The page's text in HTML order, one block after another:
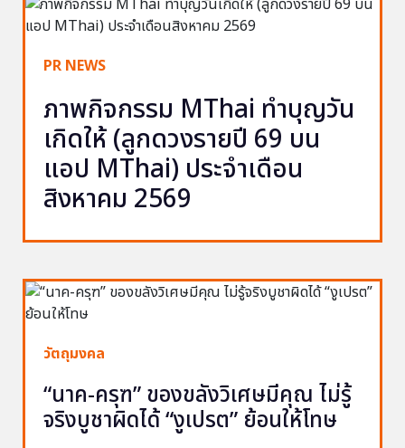
PR NEWS
ภาพกิจกรรม MThai ทำบุญวัน
เกิดให้ (ลูกดวงรายปี 69 บน
แอป MThai) ประจำเดือน
สิงหาคม 2569
วัตถุมงคล
“นาค-ครุฑ” ของขลังวิเศษมีคุณ ไม่รู้
จริงบูชาผิดได้ “งูเปรต” ย้อนให้โทษ